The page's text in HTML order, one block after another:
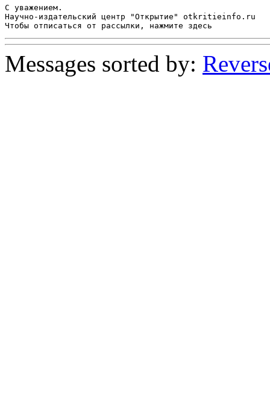
С уважением.
Научно-издательский центр "Открытие" otkritieinfo.ru
Messages sorted by: